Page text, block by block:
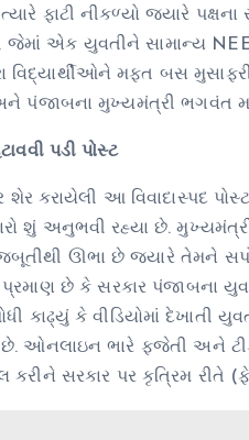
ફાટી નીકળ્યો જ્યારે
એક યુવતીને સામાન્ય NEET
વિદ્યાર્થીઓને મફત બસ
પંજાબના મુખ્યમંત્રી ભગવંત
પડી પોસ્ટ
કરાયેલી આ વિવાદાસ્પદ
શું અનુભવી રહ્યા છે.
ઊભા છે જ્યારે તેમને
છે કે સરકાર પંજાબના
કે વીડિયોમાં દેખાતી
ઓનલાઇન ભારે ફજેતી અને
કરીને સરકાર પર કૃત્રિમ